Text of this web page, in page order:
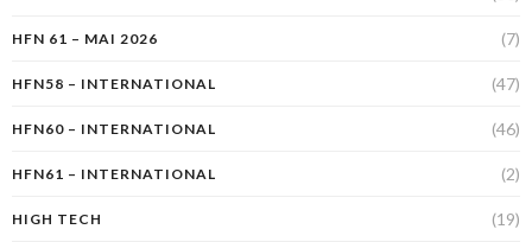
HFN 61 – MAI 2026 (7)
HFN58 – INTERNATIONAL (47)
HFN60 – INTERNATIONAL (46)
HFN61 – INTERNATIONAL (2)
HIGH TECH (19)